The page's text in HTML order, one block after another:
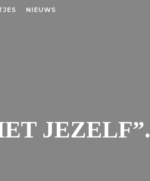
NIEUWS
JEZELF”.